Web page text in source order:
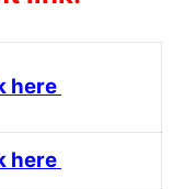
here
here